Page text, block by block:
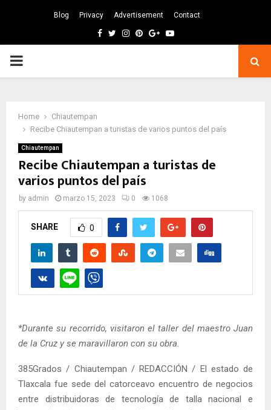
Blog Privacy Advertisement Contact
Facebook
TwitterInstagram
Pinterest
GoogleYoutube
PRIMARY
Home
Chiautempan
Recibe Chiautempan a turistas de varios puntos del país
Chiautempan
Recibe Chiautempan a turistas de
varios puntos del país
by admin marzo 15, 2023 0 1068
SHARE 0
*Durante su recorrido, visitaron el taller del maestro Juan
de la Cruz y se maravillaron con su obra.
385Grados / Chiautempan / REDACCIÓN / El estado de
Tlaxcala fue sede del catorceavo encuentro de negocios
entre distribuidoras de tecnología de talla nacional e